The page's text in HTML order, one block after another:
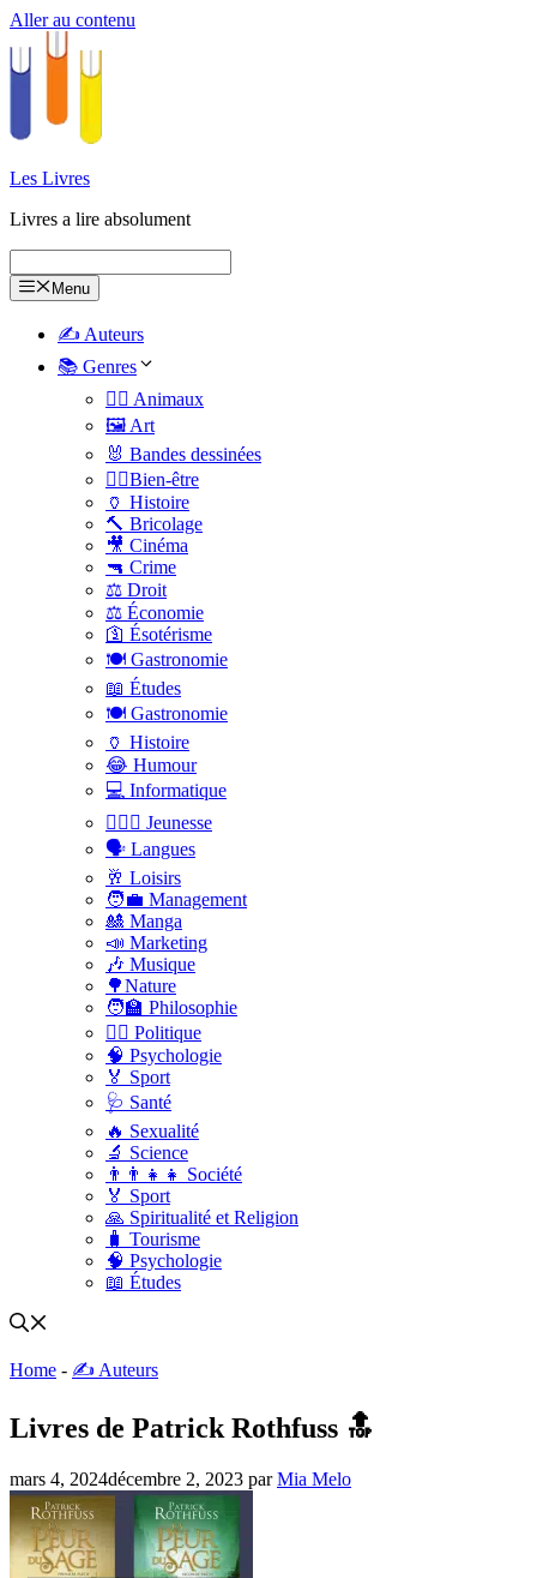
Aller au contenu
Les Livres
Livres a lire absolument
Menu
✍️ Auteurs
📚 Genres
🐕‍🦺 Animaux
🖼️ Art
🐰 Bandes dessinées
🧑‍⚕️Bien-être
🏺 Histoire
🔨 Bricolage
🎥 Cinéma
🔫 Crime
⚖️ Droit
⚖️ Économie
🛐 Ésotérisme
🍽️ Gastronomie
📖 Études
🍽️ Gastronomie
🏺 Histoire
😂 Humour
💻 Informatique
🤸🏽‍♀️ Jeunesse
🗣 Langues
🥂 Loisirs
🧑‍💼 Management
🎎 Manga
📣 Marketing
🎶 Musique
🌳Nature
🧑‍🏫 Philosophie
👨‍⚖️ Politique
🧠 Psychologie
🏅 Sport
🩺 Santé
🔥 Sexualité
🔬 Science
👨‍👨‍👧‍👧 Société
🏅 Sport
🙏 Spiritualité et Religion
🧳 Tourisme
🧠 Psychologie
📖 Études
Home - ✍️ Auteurs
Livres de Patrick Rothfuss 🔝
mars 4, 2024décembre 2, 2023 parMia Melo